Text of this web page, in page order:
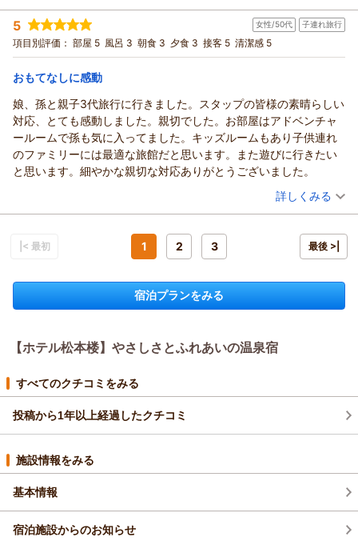
困ります。」との事、何よりでございます。
係りの対応や黄金・白銀の温泉も妹さんにもご満足頂け
「本当は教えたくないけど、素晴らしい宿です。」
とのお言葉、とても嬉しく存じます。
日々研鑽し取り組んで参ります。
口コミでの高評価誠にありがとうございました。
ホテル松本
楼
須長 政
「料理、眺めの良い部屋及び温泉かけ流しの部屋風呂等
とても良かったです。」とのコメント、有り難いです。
「接客面でも不快な思いもしませんでした。」とのお言葉
従業員教育を重視している当館としては
とても嬉しく存じます。
次回ひろちゃん様にお会い出来る日を楽しみに
日々精進して参ります。
又のお越しをスタッフ一同
心よりお待ちしております。
ホテル松本楼
須長 政幸
（返信日：2026/05/21）
大変嬉しかった(イケメンのお兄さんでした)迷惑かけてすみません
でした
ありがとうございました
宿泊時期： 2026年04月宿泊 (その他)
投稿者： お蝶さん
宿泊プラン： 【泊まって良かった宿大賞受賞☆記念プラン】スタンダード会
席が料金そのまま＜グレードアップ会席＞に！
ツイン 朝・夕
宿泊価格帯： 30,001円以上(大人一人あたり/税込)
【ホテル松本楼】やさしさとふれあいの温泉宿からの返信
お蝶 様
先日は日本全国様々な旅館の中より伊香保温泉の
ホテル松本楼をお選び頂きまして
誠にありがとうございました。
温泉付きのお部屋をご利用頂き「大変いいお宿でした
露天風呂も、広く気持ちよかった 料理も、凄くおいしかった」
有り難いです。
夕食時、個室会食場のお隣のお客様の声が大きかった様で
まだまだ至らない点もございますがこれからも
出来ます様努めて参りますので
お蝶様の又のお越しをスタッフ一同
心よりお待ちしております。
須長 政幸
5 女性/50代 子連れ旅行
項目別評価： 部屋 5 風呂 3 朝食 3 夕食 3 接客 5 清潔感 5
おもてなしに感動
娘、孫と親子3代旅行に行きました。スタップの皆様の素晴らしい
対応、とても感動しました。親切でした。お部屋はアドベンチャ
ールームで孫も気に入ってました。キッズルームもあり子供連れ
のファミリーには最適な旅館だと思います。また遊びに行きたい
と思います。細やかな親切な対応ありがとうございました。
（投稿日：2026/05/12）
宿泊時期： 2026年05月宿泊 (子連れ旅行)
宿泊プラン：
【2026年3月OPEN記念プラン】秘密基地に宿泊！滑り台やロ
フトベッドがついたアドベンチャールーム
4ベッド
【ホテル松本楼】やさしさとふれあいの温泉宿からの返信
親子3代のご旅行に伊香保温泉のホテル松本楼を
娘、孫と親子3代旅行に行きました。
当館は小さなお子様のいらっしゃるご家族様にも
優しい宿を目指しておりますので、スタッフの
対応をお褒め頂き「スタップの皆様の素晴らしい対応、
とても嬉しく存じます。従業員皆の励みになります。
アドベンチャールームもお気に入り頂き「お部屋は
アドベンチャールームで孫も気に入ってました。」
との事、何よりでございます。
詳しくみる
|< 最初 1 2 3 最後 >|
宿泊プランをみる
【ホテル松本楼】やさしさとふれあいの温泉宿
すべてのクチコミをみる
投稿から1年以上経過したクチコミ
施設情報をみる
基本情報
宿泊施設からのお知らせ